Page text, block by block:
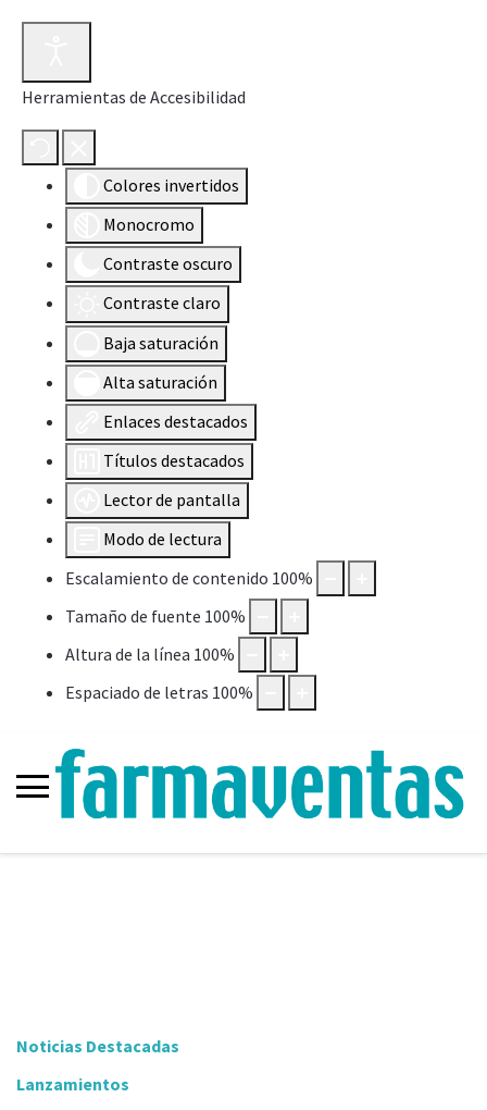
Herramientas de Accesibilidad
Colores invertidos
Monocromo
Contraste oscuro
Contraste claro
Baja saturación
Alta saturación
Enlaces destacados
Títulos destacados
Lector de pantalla
Modo de lectura
Escalamiento de contenido 100%
Tamaño de fuente 100%
Altura de la línea 100%
Espaciado de letras 100%
Noticias Destacadas
Lanzamientos